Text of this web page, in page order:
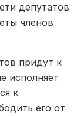
депутатов
членов
придут к
исполняет
к
его от